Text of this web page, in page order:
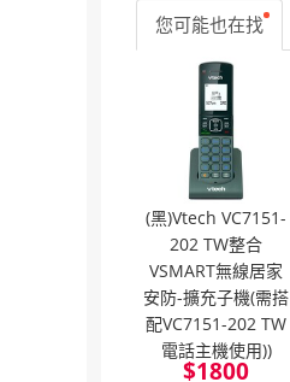
您可能也在找
(黑)Vtech VC7151-
202 TW整合
VSMART無線居家
安防-擴充子機(需搭
配VC7151-202 TW
電話主機使用))
$1800